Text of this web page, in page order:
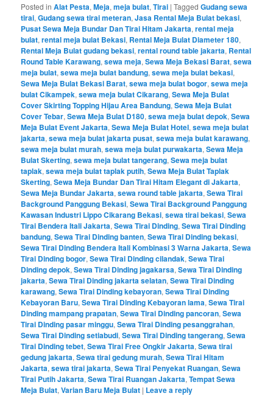
Posted in Alat Pesta,Meja,meja bulat,Tirai |Tagged Gudang sewa
tirai,Gudang sewa tirai meteran,Jasa Rental Meja Bulat bekasi,
Pusat Sewa Meja Bundar Dan Tirai Hitam Jakarta,rental meja
bulat,rental meja bulat Bekasi, Rental Meja Bulat Diameter 180,
Rental Meja Bulat gudang bekasi,rental round table jakarta, Rental
Round Table Karawang,sewa meja,Sewa Meja Bekasi Barat,sewa
meja bulat,sewa meja bulat bandung,sewa meja bulat bekasi,
Sewa Meja Bulat Bekasi Barat,sewa meja bulat bogor,sewa meja
bulat Cikampek,sewa meja bulat Cikarang,Sewa Meja Bulat
Cover Skirting Topping Hijau Area Bandung,Sewa Meja Bulat
Cover Tebar,Sewa Meja Bulat D180,sewa meja bulat depok,Sewa
Meja Bulat Event Jakarta,Sewa Meja Bulat Hotel,sewa meja bulat
jakarta,sewa meja bulat jakarta pusat,sewa meja bulat karawang,
sewa meja bulat murah,sewa meja bulat purwakarta,Sewa Meja
Bulat Skerting,sewa meja bulat tangerang,Sewa meja bulat
taplak,sewa meja bulat taplak putih,Sewa Meja Bulat Taplak
Skerting,Sewa Meja Bundar Dan Tirai Hitam Elegant di Jakarta,
Sewa Meja Bundar Jakarta,sewa round table jakarta,Sewa Tirai
Background Panggung Bekasi,Sewa Tirai Background Panggung
Kawasan Industri Lippo Cikarang Bekasi,sewa tirai bekasi,Sewa
Tirai Bendera Itali Jakarta,Sewa Tirai Dinding,Sewa Tirai Dinding
bandung,Sewa Tirai Dinding banten,Sewa Tirai Dinding bekasi,
Sewa Tirai Dinding Bendera Itali Kombinasi 3 Warna Jakarta,Sewa
Tirai Dinding bogor,Sewa Tirai Dinding cilandak,Sewa Tirai
Dinding depok,Sewa Tirai Dinding jagakarsa,Sewa Tirai Dinding
jakarta,Sewa Tirai Dinding jakarta selatan,Sewa Tirai Dinding
karawang,Sewa Tirai Dinding kebayoran,Sewa Tirai Dinding
Kebayoran Baru,Sewa Tirai Dinding Kebayoran lama,Sewa Tirai
Dinding mampang prapatan,Sewa Tirai Dinding pancoran,Sewa
Tirai Dinding pasar minggu,Sewa Tirai Dinding pesanggrahan,
Sewa Tirai Dinding setiabudi,Sewa Tirai Dinding tangerang,Sewa
Tirai Dinding tebet,Sewa Tirai Free Ongkir Jakarta,Sewa tirai
gedung jakarta,Sewa tirai gedung murah,Sewa Tirai Hitam
Jakarta,sewa tirai jakarta,Sewa Tirai Penyekat Ruangan,Sewa
Tirai Putih Jakarta,Sewa Tirai Ruangan Jakarta,Tempat Sewa
Meja Bulat,Varian Baru Meja Bulat | Leave a reply